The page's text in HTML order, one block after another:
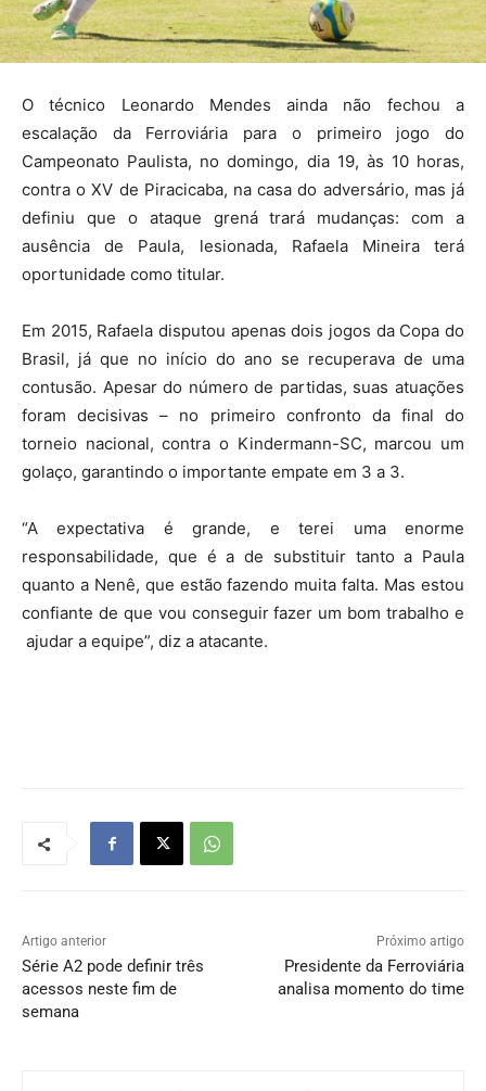
O técnico Leonardo Mendes ainda não fechou a
escalação da Ferroviária para o primeiro jogo do
Campeonato Paulista, no domingo, dia 19, às 10 horas,
contra o XV de Piracicaba, na casa do adversário, mas já
definiu que o ataque grená trará mudanças: com a
ausência de Paula, lesionada, Rafaela Mineira terá
oportunidade como titular.
Em 2015, Rafaela disputou apenas dois jogos da Copa do
Brasil, já que no início do ano se recuperava de uma
contusão. Apesar do número de partidas, suas atuações
foram decisivas – no primeiro confronto da final do
torneio nacional, contra o Kindermann-SC, marcou um
golaço, garantindo o importante empate em 3 a 3.
“A expectativa é grande, e terei uma enorme
responsabilidade, que é a de substituir tanto a Paula
quanto a Nenê, que estão fazendo muita falta. Mas estou
confiante de que vou conseguir fazer um bom trabalho e
ajudar a equipe”, diz a atacante.
Artigo anterior
Série A2 pode definir três
acessos neste fim de
semana
Próximo artigo
Presidente da Ferroviária
analisa momento do time